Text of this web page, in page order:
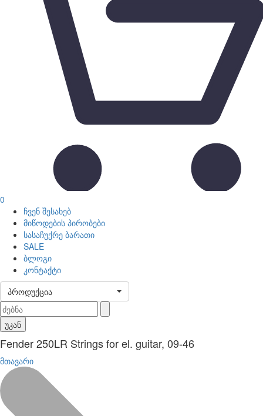
0
ჩვენ შესახებ
მიწოდების პირობები
სასაჩუქრე ბარათი
SALE
ბლოგი
კონტაქტი
პროდუქცია
უკან
Fender 250LR Strings for el. guitar, 09-46
მთავარი